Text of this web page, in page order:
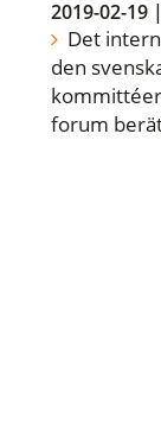
2019-02-19|
Det
den
forum